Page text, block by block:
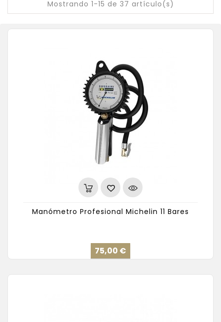
Mostrando 1-15 de 37 artículo(s)
Manómetro Profesional Michelin 11 Bares
75,00 €